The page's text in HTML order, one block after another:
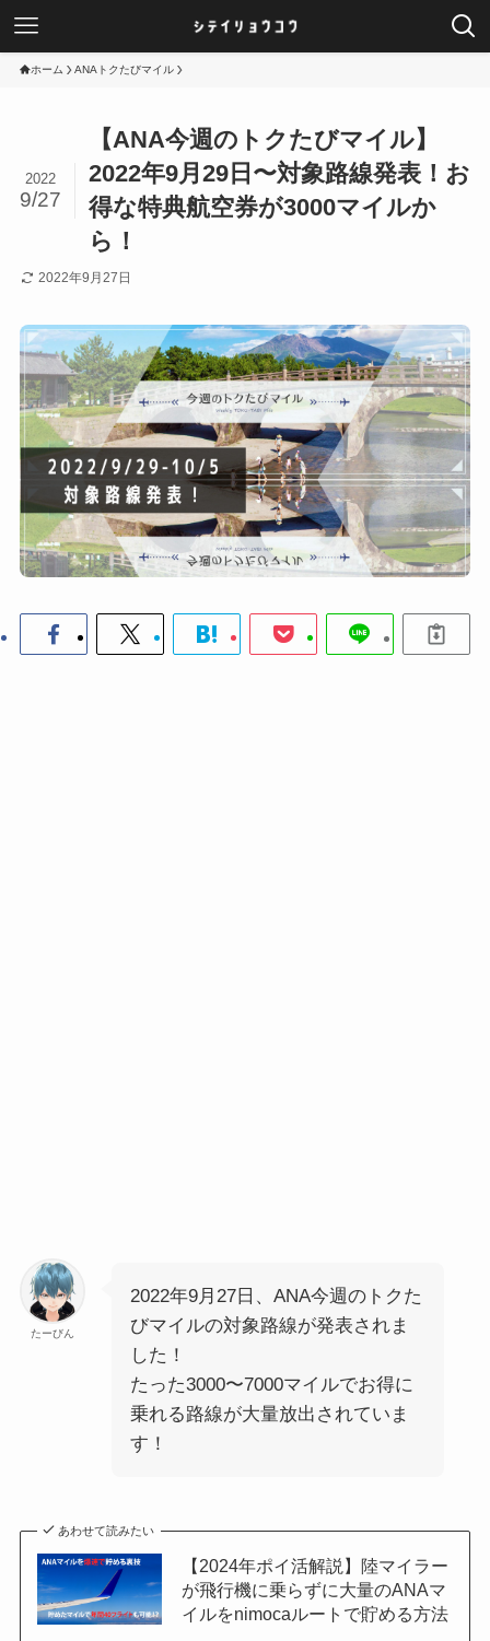
ホーム ANAトクたびマイル
【ANA今週のトクたびマイル】
2022年9月29日〜対象路線発表！お
得な特典航空券が3000マイルか
ら！
2022
9/27
2022年9月27日
たーびん
2022年9月27日、ANA今週のトクた
びマイルの対象路線が発表されま
した！
たった3000〜7000マイルでお得に
乗れる路線が大量放出されていま
す！
あわせて読みたい
【2024年ポイ活解説】陸マイラー
が飛行機に乗らずに大量のANAマ
イルをnimocaルートで貯める方法